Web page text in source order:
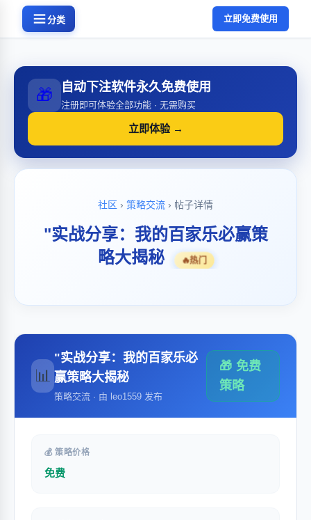
分类 立即免费使用
🎁 自动下注软件永久免费使用
注册即可体验全部功能 · 无需购买
立即体验 →
社区 › 策略交流 › 帖子详情
"实战分享：我的百家乐必赢策
略大揭秘
🔥热门
📊
"实战分享：我的百家乐必
赢策略大揭秘
策略交流 · 由 leo1559 发布
🎁 免费
策略
💰 策略价格
免费